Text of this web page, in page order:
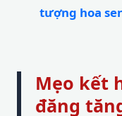
tượng hoa
Mẹo kết
đăng